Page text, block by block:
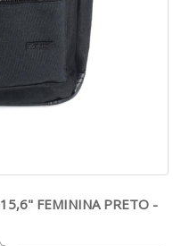
FEMININA PRETO -